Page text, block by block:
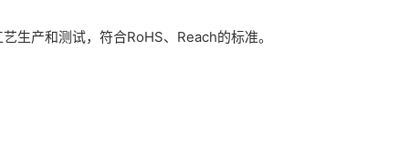
生产和测试，符合RoHS、Reach的标准。